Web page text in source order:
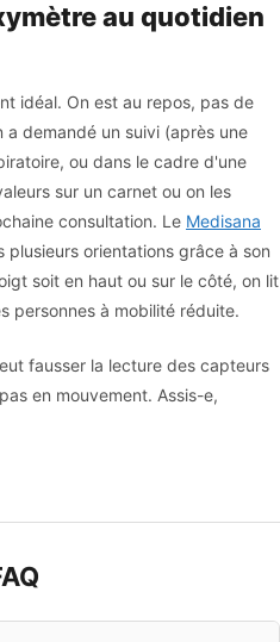
au quotidien
idéal. On est au repos, pas de
demandé un suivi (après une
ou dans le cadre d'une
sur un carnet ou on les
consultation. Le Medisana
plusieurs orientations grâce à son
soit en haut ou sur le côté, on lit
personnes à mobilité réduite.
fausser la lecture des capteurs
en mouvement. Assis-e,